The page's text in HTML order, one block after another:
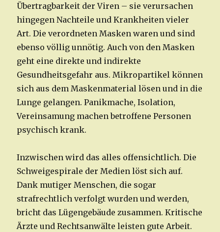
Übertragbarkeit der Viren – sie verursachen
hingegen Nachteile und Krankheiten vieler
Art. Die verordneten Masken waren und sind
ebenso völlig unnötig. Auch von den Masken
geht eine direkte und indirekte
Gesundheitsgefahr aus. Mikropartikel können
sich aus dem Maskenmaterial lösen und in die
Lunge gelangen. Panikmache, Isolation,
Vereinsamung machen betroffene Personen
psychisch krank.
Inzwischen wird das alles offensichtlich. Die
Schweigespirale der Medien löst sich auf.
Dank mutiger Menschen, die sogar
strafrechtlich verfolgt wurden und werden,
bricht das Lügengebäude zusammen. Kritische
Ärzte und Rechtsanwälte leisten gute Arbeit.